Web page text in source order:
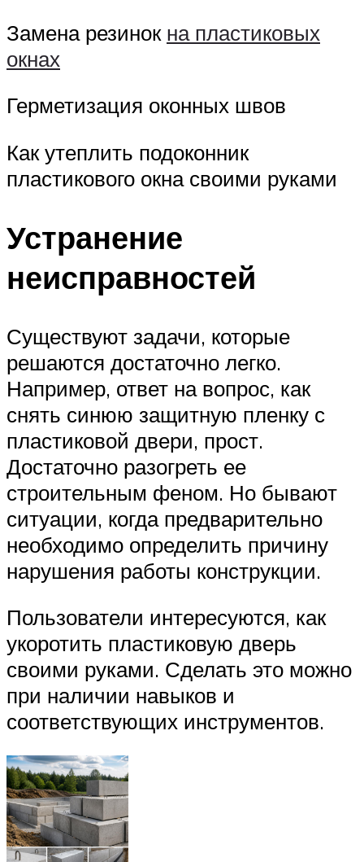
Замена резинок на пластиковых
окнах
Герметизация оконных швов
Как утеплить подоконник
пластикового окна своими руками
Устранение
неисправностей
Существуют задачи, которые
решаются достаточно легко.
Например, ответ на вопрос, как
снять синюю защитную пленку с
пластиковой двери, прост.
Достаточно разогреть ее
строительным феном. Но бывают
ситуации, когда предварительно
необходимо определить причину
нарушения работы конструкции.
Пользователи интересуются, как
укоротить пластиковую дверь
своими руками. Сделать это можно
при наличии навыков и
соответствующих инструментов.